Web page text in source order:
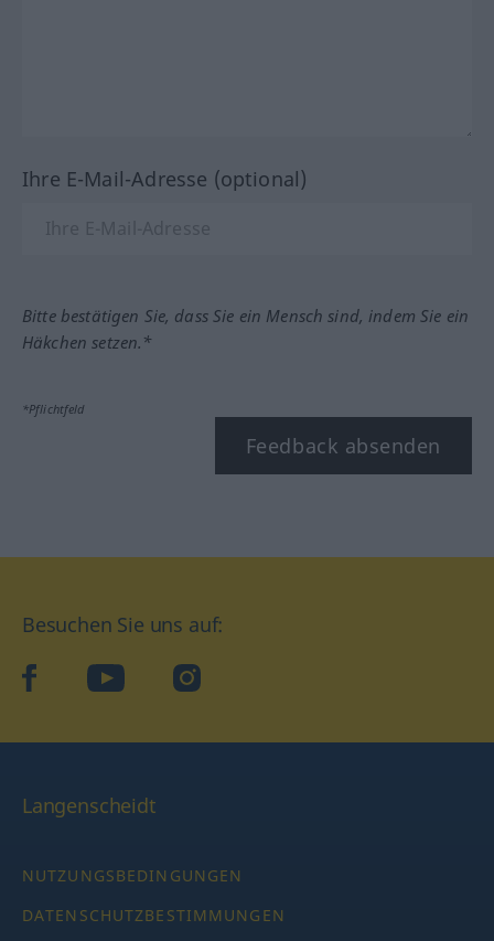
Ihre E-Mail-Adresse (optional)
Bitte bestätigen Sie, dass Sie ein Mensch sind, indem Sie ein
Häkchen setzen.*
*Pflichtfeld
Feedback absenden
Besuchen Sie uns auf:
facebookYouTube Instagram
Langenscheidt
NUTZUNGSBEDINGUNGEN
DATENSCHUTZBESTIMMUNGEN